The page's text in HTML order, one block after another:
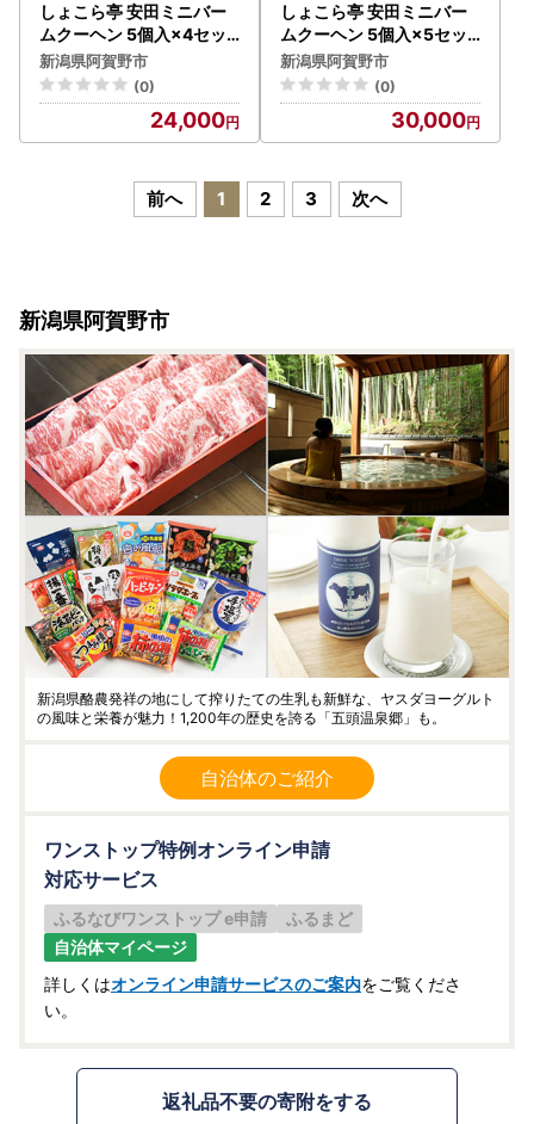
しょこら亭 安田ミニバー
ムクーヘン 5個入×4セッ
ト 直径約8.0cm お菓子 菓
子 スイーツ 贈答 1Z2302
4
新潟県阿賀野市
(0)
24,000
しょこら亭 安田ミニバー
ムクーヘン 5個入×5セッ
ト 直径約8.0cm お菓子 菓
子 スイーツ 贈答 1Z2403
0
新潟県阿賀野市
(0)
30,000
前へ 1 2 3 次へ
新潟県阿賀野市
新潟県酪農発祥の地にして搾りたての生乳も新鮮な、ヤスダヨーグルト
の風味と栄養が魅力！1,200年の歴史を誇る「五頭温泉郷」も。
自治体のご紹介
ワンストップ特例オンライン申請
対応サービス
ふるなびワンストップ e申請
ふるまど
自治体マイページ
詳しくはオンライン申請サービスのご案内をご覧くださ
い。
返礼品不要の寄附をする